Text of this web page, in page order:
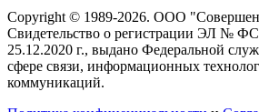
Copyright © 1989-2026. ООО
Свидетельство о регистрации ЭЛ № ФС
25.12.2020 г., выдано Федеральной
сфере связи, информационных
коммуникаций.